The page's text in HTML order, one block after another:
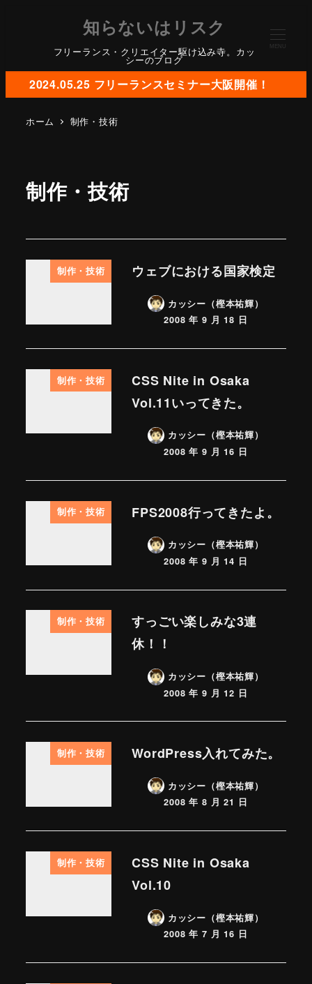
知らないはリスク
フリーランス・クリエイター駆け込み寺。カッ
シーのブログ
MENU
2024.05.25 フリーランスセミナー大阪開催！
ホーム 制作・技術
制作・技術
制作・技術 ウェブにおける国家検定
カッシー（樫本祐輝）
2008 年 9 月 18 日
制作・技術
CSS Nite in Osaka
Vol.11いってきた。
カッシー（樫本祐輝）
2008 年 9 月 16 日
制作・技術 FPS2008行ってきたよ。
カッシー（樫本祐輝）
2008 年 9 月 14 日
制作・技術
すっごい楽しみな3連
休！！
カッシー（樫本祐輝）
2008 年 9 月 12 日
制作・技術 WordPress入れてみた。
カッシー（樫本祐輝）
2008 年 8 月 21 日
制作・技術
CSS Nite in Osaka
Vol.10
カッシー（樫本祐輝）
2008 年 7 月 16 日